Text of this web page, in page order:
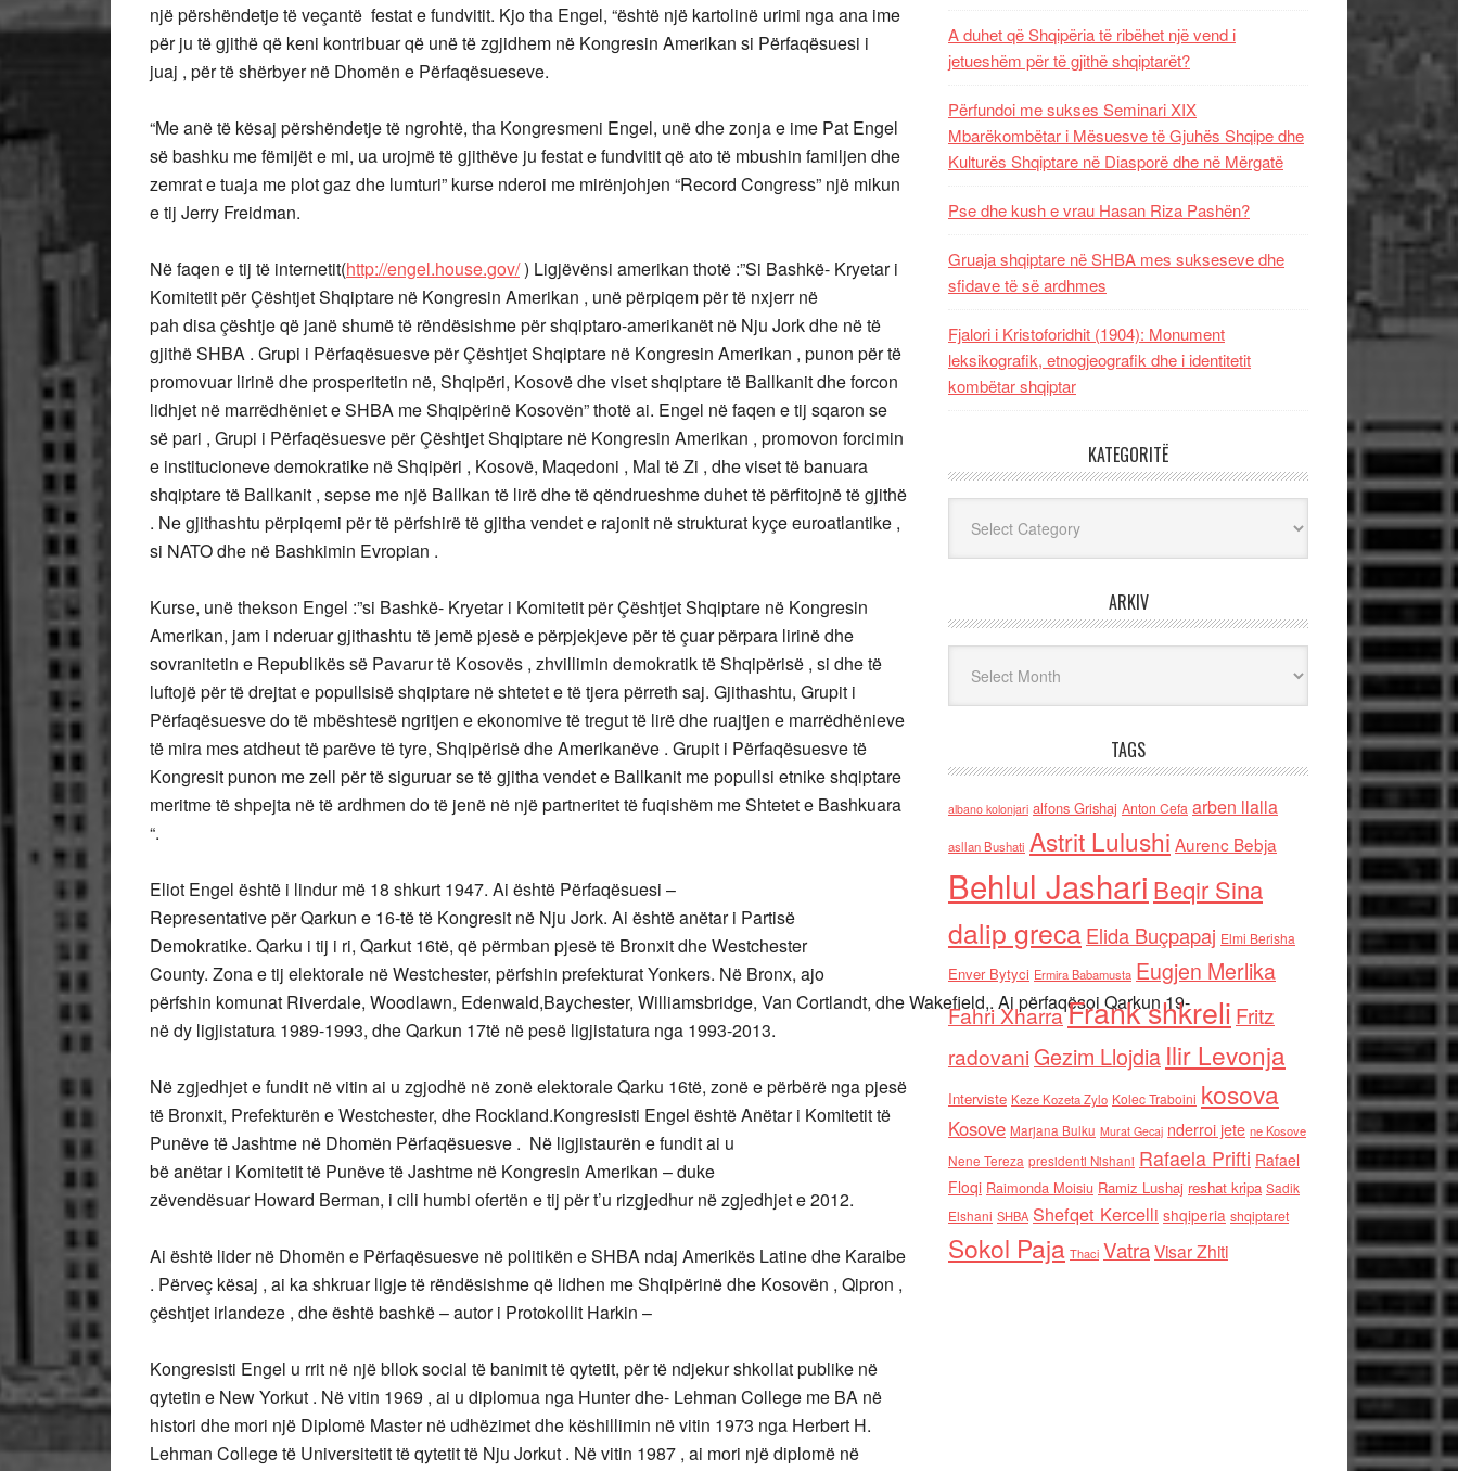
një përshëndetje të veçantë festat e fundvitit. Kjo tha Engel, “është një kartolinë urimi nga ana ime
për ju të gjithë që keni kontribuar që unë të zgjidhem në Kongresin Amerikan si Përfaqësuesi i
juaj , për të shërbyer në Dhomën e Përfaqësueseve.
“Me anë të kësaj përshëndetje të ngrohtë, tha Kongresmeni Engel, unë dhe zonja e ime Pat Engel
së bashku me fëmijët e mi, ua urojmë të gjithëve ju festat e fundvitit që ato të mbushin familjen dhe
zemrat e tuaja me plot gaz dhe lumturi” kurse nderoi me mirënjohjen “Record Congress” një mikun
e tij Jerry Freidman.
Në faqen e tij të internetit(http://engel.house.gov/) Ligjëvënsi amerikan thotë :”Si Bashkë- Kryetar i
Komitetit për Çështjet Shqiptare në Kongresin Amerikan , unë përpiqem për të nxjerr në
pah disa çështje që janë shumë të rëndësishme për shqiptaro-amerikanët në Nju Jork dhe në të
gjithë SHBA . Grupi i Përfaqësuesve për Çështjet Shqiptare në Kongresin Amerikan , punon për të
promovuar lirinë dhe prosperitetin në, Shqipëri, Kosovë dhe viset shqiptare të Ballkanit dhe forcon
lidhjet në marrëdhëniet e SHBA me Shqipërinë Kosovën” thotë ai. Engel në faqen e tij sqaron se
së pari , Grupi i Përfaqësuesve për Çështjet Shqiptare në Kongresin Amerikan , promovon forcimin
e institucioneve demokratike në Shqipëri , Kosovë, Maqedoni , Mal të Zi , dhe viset të banuara
shqiptare të Ballkanit , sepse me një Ballkan të lirë dhe të qëndrueshme duhet të përfitojnë të gjithë
. Ne gjithashtu përpiqemi për të përfshirë të gjitha vendet e rajonit në strukturat kyçe euroatlantike ,
si NATO dhe në Bashkimin Evropian .
Kurse, unë thekson Engel :”si Bashkë- Kryetar i Komitetit për Çështjet Shqiptare në Kongresin
Amerikan, jam i nderuar gjithashtu të jemë pjesë e përpjekjeve për të çuar përpara lirinë dhe
sovranitetin e Republikës së Pavarur të Kosovës , zhvillimin demokratik të Shqipërisë , si dhe të
luftojë për të drejtat e popullsisë shqiptare në shtetet e të tjera përreth saj. Gjithashtu, Grupit i
Përfaqësuesve do të mbështesë ngritjen e ekonomive të tregut të lirë dhe ruajtjen e marrëdhënieve
të mira mes atdheut të parëve të tyre, Shqipërisë dhe Amerikanëve . Grupit i Përfaqësuesve të
Kongresit punon me zell për të siguruar se të gjitha vendet e Ballkanit me popullsi etnike shqiptare
meritme të shpejta në të ardhmen do të jenë në një partneritet të fuqishëm me Shtetet e Bashkuara
“.
Eliot Engel është i lindur më 18 shkurt 1947. Ai është Përfaqësuesi –
Representative për Qarkun e 16-të të Kongresit në Nju Jork. Ai është anëtar i Partisë
Demokratike. Qarku i tij i ri, Qarkut 16të, që përmban pjesë të Bronxit dhe Westchester
County. Zona e tij elektorale në Westchester, përfshin prefekturat Yonkers. Në Bronx, ajo
përfshin komunat Riverdale, Woodlawn, Edenwald,Baychester, Williamsbridge, Van Cortlandt, dhe Wakefield,. Ai përfaqësoi Qarkun 19-
në dy ligjistatura 1989-1993, dhe Qarkun 17të në pesë ligjistatura nga 1993-2013.
Në zgjedhjet e fundit në vitin ai u zgjodhë në zonë elektorale Qarku 16të, zonë e përbërë nga pjesë
të Bronxit, Prefekturën e Westchester, dhe Rockland.Kongresisti Engel është Anëtar i Komitetit të
Punëve të Jashtme në Dhomën Përfaqësuesve . Në ligjistaurën e fundit ai u
bë anëtar i Komitetit të Punëve të Jashtme në Kongresin Amerikan – duke
zëvendësuar Howard Berman, i cili humbi ofertën e tij për t’u rizgjedhur në zgjedhjet e 2012.
Ai është lider në Dhomën e Përfaqësuesve në politikën e SHBA ndaj Amerikës Latine dhe Karaibe
. Përveç kësaj , ai ka shkruar ligje të rëndësishme që lidhen me Shqipërinë dhe Kosovën , Qipron ,
çështjet irlandeze , dhe është bashkë – autor i Protokollit Harkin –
Kongresisti Engel u rrit në një bllok social të banimit të qytetit, për të ndjekur shkollat ​​publike në
qytetin e New Yorkut . Në vitin 1969 , ai u diplomua nga Hunter dhe- Lehman College me BA në
histori dhe mori një Diplomë Master në udhëzimet dhe këshillimin në vitin 1973 nga Herbert H.
Lehman College të Universitetit të qytetit të Nju Jorkut . Në vitin 1987 , ai mori një diplomë në
A duhet që Shqipëria të ribëhet një vend i
jetueshëm për të gjithë shqiptarët?
Përfundoi me sukses Seminari XIX
Mbarëkombëtar i Mësuesve të Gjuhës Shqipe dhe
Kulturës Shqiptare në Diasporë dhe në Mërgatë
Pse dhe kush e vrau Hasan Riza Pashën?
Gruaja shqiptare në SHBA mes sukseseve dhe
sfidave të së ardhmes
Fjalori i Kristoforidhit (1904): Monument
leksikografik, etnogjeografik dhe i identitetit
kombëtar shqiptar
KATEGORITË
ARKIV
TAGS
albano kolonjari alfons Grishaj Anton Cefa arben llalla
asllan Bushati Astrit Lulushi Aurenc Bebja
Behlul Jashari Beqir Sina
dalip grecaElida Buçpapaj Elmi Berisha
Enver Bytyci Ermira Babamusta Eugjen Merlika
Fahri XharraFrank shkreli Fritz
radovaniGezim Llojdia Ilir Levonja
Interviste Keze Kozeta Zylo Kolec Traboini kosova
Kosove Marjana Bulku Murat Gecaj nderroi jete ne Kosove
Nene Tereza presidenti Nishani Rafaela Prifti Rafael
Floqi Raimonda Moisiu Ramiz Lushaj reshat kripa Sadik
Elshani SHBA Shefqet Kercelli shqiperia shqiptaret
Sokol Paja Thaci VatraVisar Zhiti